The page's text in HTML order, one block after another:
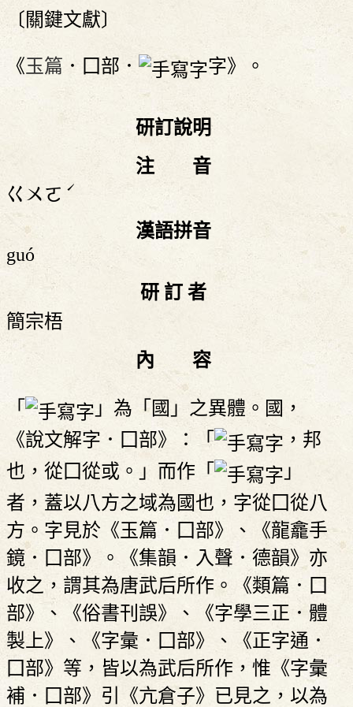
〔關鍵文獻〕
《玉篇 ．囗部． 字》。
研訂說明
注 音
ㄍㄨㄛ ˊ
漢語拼音
guó
研 訂 者
簡宗梧
內 容
「
」為「國」之異體。國，
《說文解字．囗部》：「
，邦
也，從囗從或。」而作「
」
者，蓋以八方之域為國也，字從囗從八
方。字見於《玉篇．囗部》、《龍龕手
鏡．囗部》。《集韻．入聲．德韻》亦
收之，謂其為唐武后所作。《類篇．囗
部》、《俗書刊誤》、《字學三正．體
製上》、《字彙．囗部》、《正字通．
囗部》等，皆以為武后所作，惟《字彙
補．囗部》引《亢倉子》已見之，以為